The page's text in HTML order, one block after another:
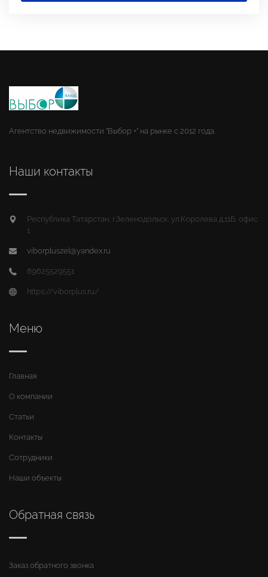
Агентство недвижимости "Выбор +" на рынке с 2012 года.
Наши контакты
Республика Татарстан, г.Зеленодольск, ул.Королева д.11Б, офис
1
viborpluszel@yandex.ru
89625529551
https://viborplus.ru/
Меню
Главная
О компании
Статьи
Контакты
Сотрудники
Наши объекты
Обратная связь
Заказ обратного звонка